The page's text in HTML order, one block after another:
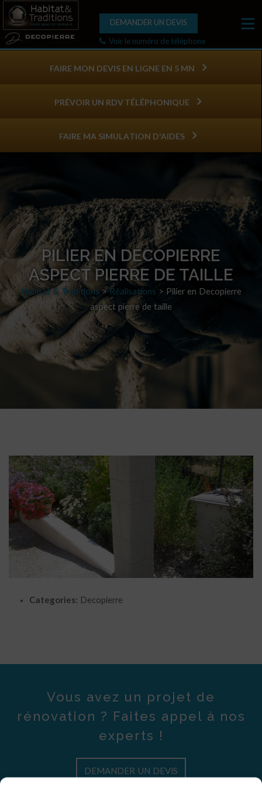
DEMANDER UN DEVIS
Voir le numéro de téléphone
FAIRE MON DEVIS EN LIGNE EN 5 MN
PRÉVOIR UN RDV TÉLÉPHONIQUE
FAIRE MA SIMULATION D'AIDES
PILIER EN DECOPIERRE
ASPECT PIERRE DE TAILLE
Habitat & Traditions>Réalisations > Pilier en Decopierre
aspect pierre de taille
Categories: Decopierre
Vous avez un projet de
rénovation ? Faites appel à nos
experts !
DEMANDER UN DEVIS